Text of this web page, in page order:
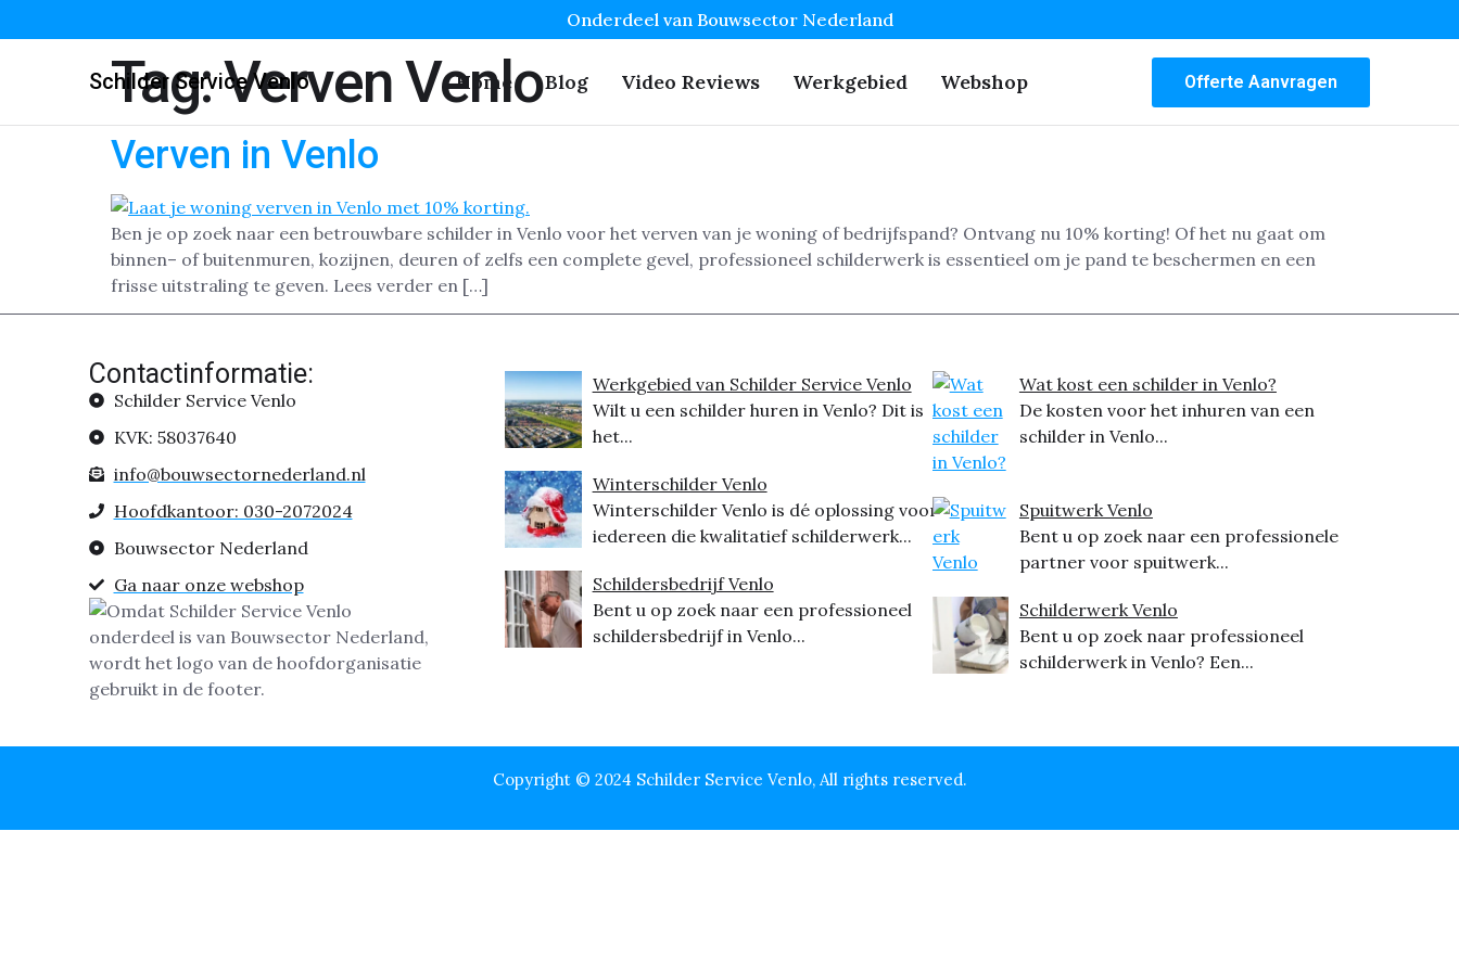
Onderdeel van Bouwsector Nederland
Schilder Service Venlo Home Blog Video Reviews Werkgebied Webshop Offerte Aanvragen
Tag:Verven Venlo
Verven in Venlo
Ben je op zoek naar een betrouwbare schilder in Venlo voor het verven van je woning of bedrijfspand? Ontvang nu 10% korting! Of het nu gaat om
binnen– of buitenmuren, kozijnen, deuren of zelfs een complete gevel, professioneel schilderwerk is essentieel om je pand te beschermen en een
frisse uitstraling te geven. Lees verder en […]
Contactinformatie:
Schilder Service Venlo
KVK: 58037640
info@bouwsectornederland.nl
Hoofdkantoor: 030-2072024
Bouwsector Nederland
Ga naar onze webshop
Werkgebied van Schilder Service Venlo
Wilt u een schilder huren in Venlo? Dit is
het...
Winterschilder Venlo
Winterschilder Venlo is dé oplossing voor
iedereen die kwalitatief schilderwerk...
Schildersbedrijf Venlo
Bent u op zoek naar een professioneel
schildersbedrijf in Venlo...
Wat kost een schilder in Venlo?
De kosten voor het inhuren van een
schilder in Venlo...
Spuitwerk Venlo
Bent u op zoek naar een professionele
partner voor spuitwerk...
Schilderwerk Venlo
Bent u op zoek naar professioneel
schilderwerk in Venlo? Een...
Copyright © 2024 Schilder Service Venlo, All rights reserved.